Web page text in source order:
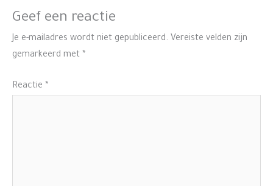
Geef een reactie
Je e-mailadres wordt niet gepubliceerd. Vereiste velden zijn
gemarkeerd met *
Reactie *